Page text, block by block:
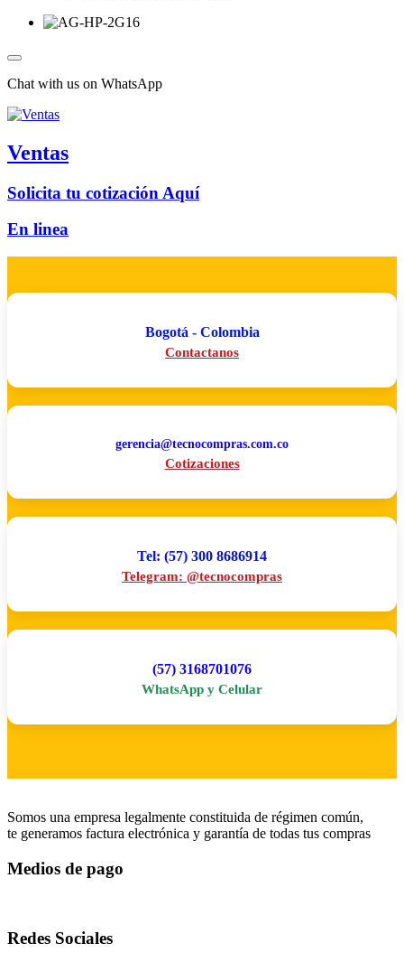
Chat with us on WhatsApp
Ventas
Solicita tu cotización Aquí
En linea
Bogotá - Colombia
Contactanos
gerencia@tecnocompras.com.co
Cotizaciones
Tel: (57) 300 8686914
Telegram: @tecnocompras
(57) 3168701076
WhatsApp y Celular
Somos una empresa legalmente constituida de régimen común,
te generamos factura electrónica y garantía de todas tus compras
Medios de pago
Redes Sociales